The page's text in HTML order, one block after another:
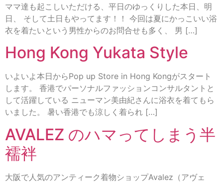
ママ達も起こしいただける、平日のゆっくりした本日、明
日、 そして土日もやってます！！ 今回は夏にかっこいい浴
衣を着たいという男性からのお問合せも多く、 男 […]
Hong Kong Yukata Style
いよいよ本日からPop up Store in Hong Kongがスタート
します。 香港でパーソナルファッションコンサルタントと
して活躍している ニューマン美由紀さんに浴衣を着てもら
いました。 暑い香港でも涼しく着られ […]
AVALEZ のハマってしまう半
襦袢
大阪で人気のアンティーク着物ショップAvalez（アヴェ